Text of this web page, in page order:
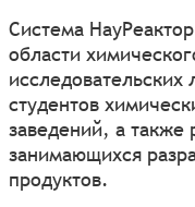
Система
области
студентов
заведений, а также
занимающихся
продуктов.